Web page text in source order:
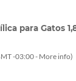
para Gatos
-03:00 -More info)